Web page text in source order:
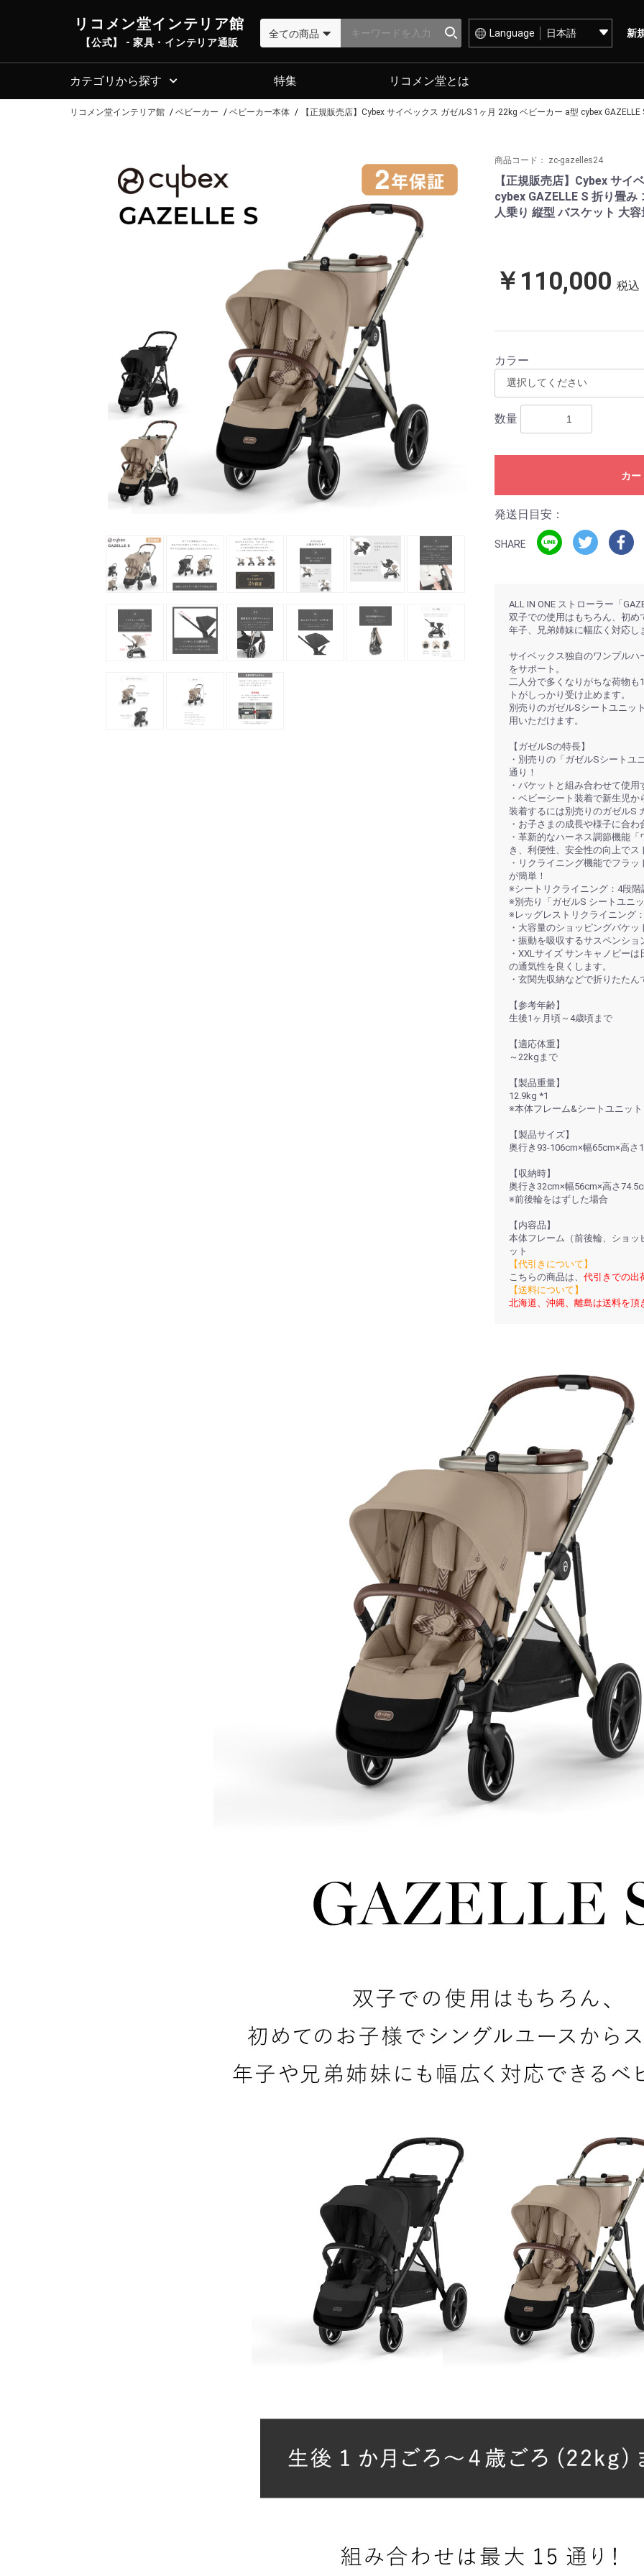
リコメン堂インテリア館
【公式】 - 家具・インテリア通販
Language 新
カテゴリから探す 特集 リコメン堂とは
リコメン堂インテリア館 ベビーカー ベビーカー本体 【正規販売店】Cybex サイベックス ガゼルS 1ヶ月 22kg ベビーカー a型 cybex
商品コード： zc-gazelles24
【正規販売店】Cybex サイ
cybex GAZELLE S 折り畳
人乗り 縦型 バスケット 大
￥110,000 税込
カラー
数量
カー
発送日目安：
SHARE
ALL IN ONE ストローラー「
双子での使用はもちろん、初
年子、兄弟姉妹に幅広く対応し
サイベックス独自のワンプル
をサポート。
二人分で多くなりがちな荷物
トがしっかり受け止めます。
別売りのガゼルSシートユニッ
用いただけます。
【ガゼルSの特長】
・別売りの「ガゼルSシートユ
通り！
・バケットと組み合わせて使
・ベビーシート装着で新生児
装着するには別売りのガゼルS
・お子さまの成長や様子に合
・革新的なハーネス調節機能
き、利便性、安全性の向上で
・リクライニング機能でフラ
が簡単！
※シートリクライニング：4段階
※別売り「ガゼルS シートユニ
※レッグレストリクライニング
・大容量のショッピングバケッ
・振動を吸収するサスペンシ
・XXLサイズ サンキャノピー
の通気性を良くします。
・玄関先収納などで折りたた
【参考年齢】
生後1ヶ月頃～4歳頃まで
【適応体重】
～22kgまで
【製品重量】
12.9kg *1
※本体フレーム&シートユニット
【製品サイズ】
奥行き93-106cm×幅65cm×高さ
【収納時】
奥行き32cm×幅56cm×高さ
※前後輪をはずした場合
【内容品】
本体フレーム（前後輪、ショ
ット
【代引きについて】
こちらの商品は、 代引きでの出
【送料について】
北海道、沖縄、離島は送料を頂